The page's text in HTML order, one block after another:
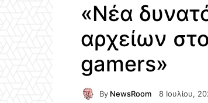
«Νέα
αρχείων
gamers»
By NewsRoom 8 Ιουλίου,